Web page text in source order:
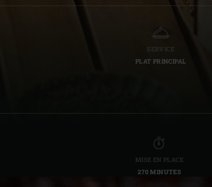
SERVICE
PLAT PRINCIPAL
MISE EN PLACE
270 MINUTES